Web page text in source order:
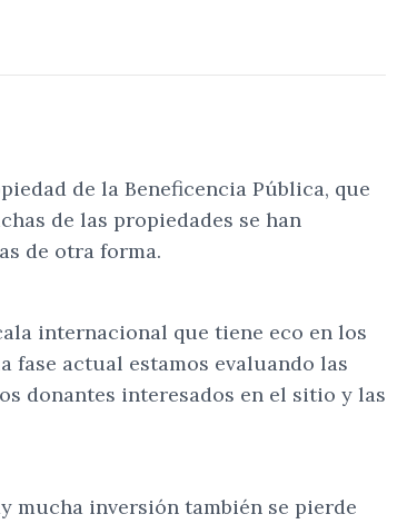
de la Beneficencia Pública, que
de las propiedades se han
de otra forma.
internacional que tiene eco en los
fase actual estamos evaluando las
donantes interesados en el sitio y las
mucha inversión también se pierde